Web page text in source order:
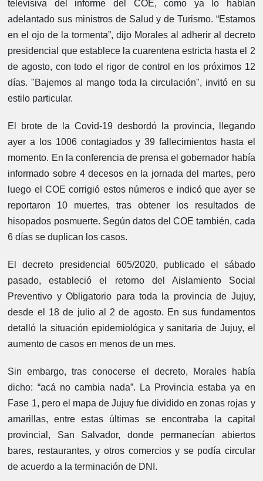
televisiva del informe del COE, como ya lo habían
adelantado sus ministros de Salud y de Turismo. “Estamos
en el ojo de la tormenta”, dijo Morales al adherir al decreto
presidencial que establece la cuarentena estricta hasta el 2
de agosto, con todo el rigor de control en los próximos 12
días. "Bajemos al mango toda la circulación", invitó en su
estilo particular.
El brote de la Covid-19 desbordó la provincia, llegando
ayer a los 1006 contagiados y 39 fallecimientos hasta el
momento. En la conferencia de prensa el gobernador había
informado sobre 4 decesos en la jornada del martes, pero
luego el COE corrigió estos números e indicó que ayer se
reportaron 10 muertes, tras obtener los resultados de
hisopados posmuerte. Según datos del COE también, cada
6 días se duplican los casos.
El decreto presidencial 605/2020, publicado el sábado
pasado, estableció el retorno del Aislamiento Social
Preventivo y Obligatorio para toda la provincia de Jujuy,
desde el 18 de julio al 2 de agosto. En sus fundamentos
detalló la situación epidemiológica y sanitaria de Jujuy, el
aumento de casos en menos de un mes.
Sin embargo, tras conocerse el decreto, Morales había
dicho: “acá no cambia nada”. La Provincia estaba ya en
Fase 1, pero el mapa de Jujuy fue dividido en zonas rojas y
amarillas, entre estas últimas se encontraba la capital
provincial, San Salvador, donde permanecían abiertos
bares, restaurantes, y otros comercios y se podía circular
de acuerdo a la terminación de DNI.